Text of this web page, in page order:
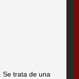
Se trata de una